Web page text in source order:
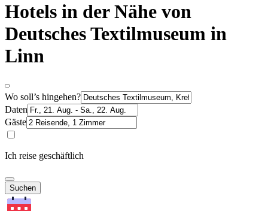
Hotels in der Nähe von
Deutsches Textilmuseum in
Linn
Wo soll’s hingehen?
Daten
Gäste
Ich reise geschäftlich
Suchen